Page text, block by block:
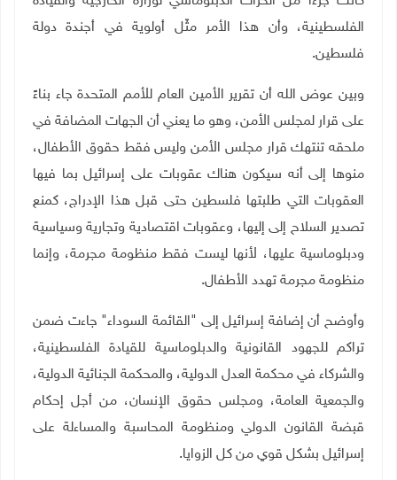
الفلسطينية، وأن هذا الأمر مثّل أولوية في أجندة دولة
فلسطين.
وبين عوض الله أن تقرير الأمين العام للأمم المتحدة جاء بناءً
على قرار لمجلس الأمن، وهو ما يعني أن الجهات المضافة في
ملحقه تنتهك قرار مجلس الأمن وليس فقط حقوق الأطفال،
منوها إلى أنه سيكون هناك عقوبات على إسرائيل بما فيها
العقوبات التي طلبتها فلسطين حتى قبل هذا الإدراج، كمنع
تصدير السلاح إلى إليها، وعقوبات اقتصادية وتجارية وسياسية
ودبلوماسية عليها، لأنها ليست فقط منظومة مجرمة، وإنما
منظومة مجرمة تهدد الأطفال.
وأوضح أن إضافة إسرائيل إلى "القائمة السوداء" جاءت ضمن
تراكم للجهود القانونية والدبلوماسية للقيادة الفلسطينية،
والشركاء في محكمة العدل الدولية، والمحكمة الجنائية الدولية،
والجمعية العامة، ومجلس حقوق الإنسان، من أجل إحكام
قبضة القانون الدولي ومنظومة المحاسبة والمساءلة على
إسرائيل بشكل قوي من كل الزوايا.